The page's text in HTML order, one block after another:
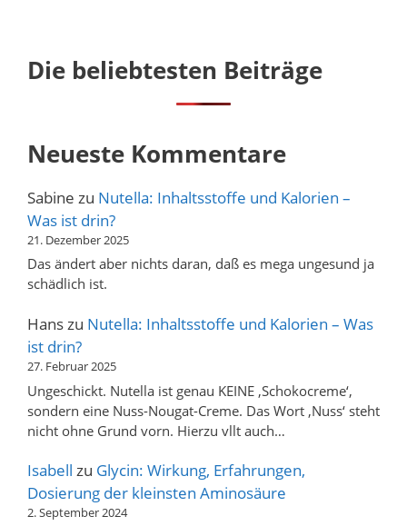
Die beliebtesten Beiträge
Neueste Kommentare
Sabine zu Nutella: Inhaltsstoffe und Kalorien –
Was ist drin?
21. Dezember 2025
Das ändert aber nichts daran, daß es mega ungesund ja
schädlich ist.
Hanszu Nutella: Inhaltsstoffe und Kalorien – Was
ist drin?
27. Februar 2025
Ungeschickt. Nutella ist genau KEINE ‚Schokocreme‘,
sondern eine Nuss-Nougat-Creme. Das Wort ‚Nuss‘ steht
nicht ohne Grund vorn. Hierzu vllt auch…
Isabell zu Glycin: Wirkung, Erfahrungen,
Dosierung der kleinsten Aminosäure
2. September 2024